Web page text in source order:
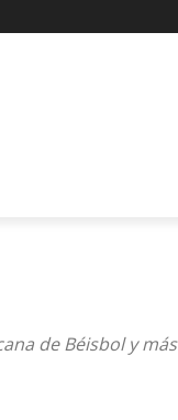
de Béisbol y más